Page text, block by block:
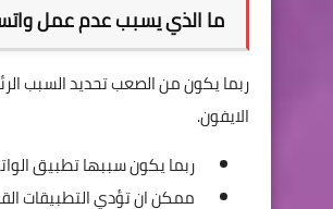
ما الذي يسبب عدم عمل
ربما يكون من الصعب تحديد السبب
الايفون.
ربما يكون سببها تطبيق
ممكن ان تؤدي التطبيقات